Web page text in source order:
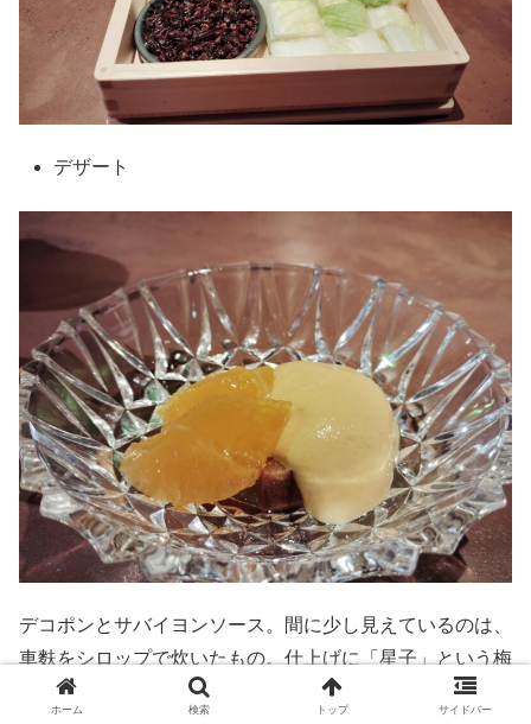
デザート
デコポンとサバイヨンソース。間に少し見えているのは、
車麩をシロップで炊いたもの。仕上げに「星子」という梅
のリキュールをかけている。
ホーム 検索 トップ サイドバー